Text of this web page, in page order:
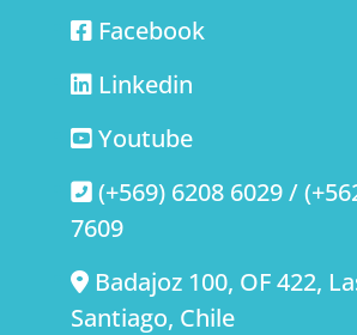
Facebook
Linkedin
Youtube
(+569) 6208 6029 /
7609
Badajoz 100, OF 422,
Santiago, Chile